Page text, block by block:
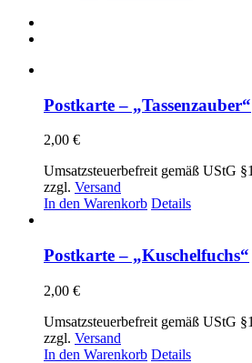
Postkarte – „Tassenzauber“
2,00 €
Umsatzsteuerbefreit gemäß UStG
zzgl. Versand
In den Warenkorb Details
Postkarte – „Kuschelfuchs“
2,00 €
Umsatzsteuerbefreit gemäß UStG
zzgl. Versand
In den Warenkorb Details